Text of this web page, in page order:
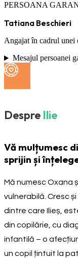
PERSOANA
Tatiana Beschieri
Angajat în cadrul unei
Mesajul persoanei
Despre Ilie
Vă mulțumesc
sprijin și
Mă numesc Oxana
vulnerabilă. Cresc
dintre care Ilieș,
din copilărie, cu
infantilă – o
un copil țintuit la